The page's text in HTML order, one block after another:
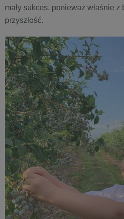
mały sukces, ponieważ właśnie
przyszłość.